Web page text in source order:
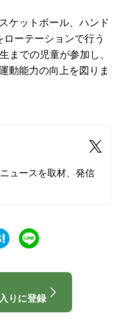
ケットボール、ハンド
ーテーションで行う
までの児童が参加し、
動能力の向上を図りま
ュースを取材、発信
りに登録